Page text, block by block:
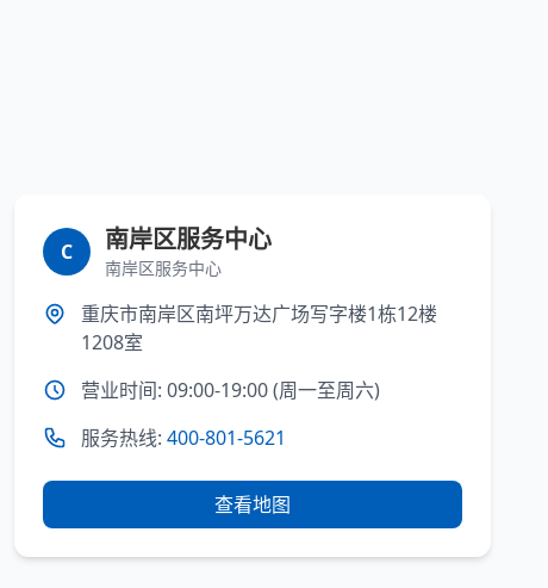
C 南岸区服务中心
南岸区服务中心
重庆市南岸区南坪万达广场写字楼1栋12楼
1208室
营业时间: 09:00-19:00 (周一至周六)
服务热线: 400-801-5621
查看地图